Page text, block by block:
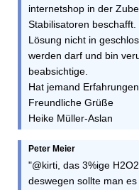
internetshop in der
Stabilisatoren
Lösung nicht in
werden darf und bin
beabsichtige.
Hat jemand
Freundliche Grüße
Heike Müller-Aslan
Peter Meier
"@kirti, das 3%ige
deswegen sollte man